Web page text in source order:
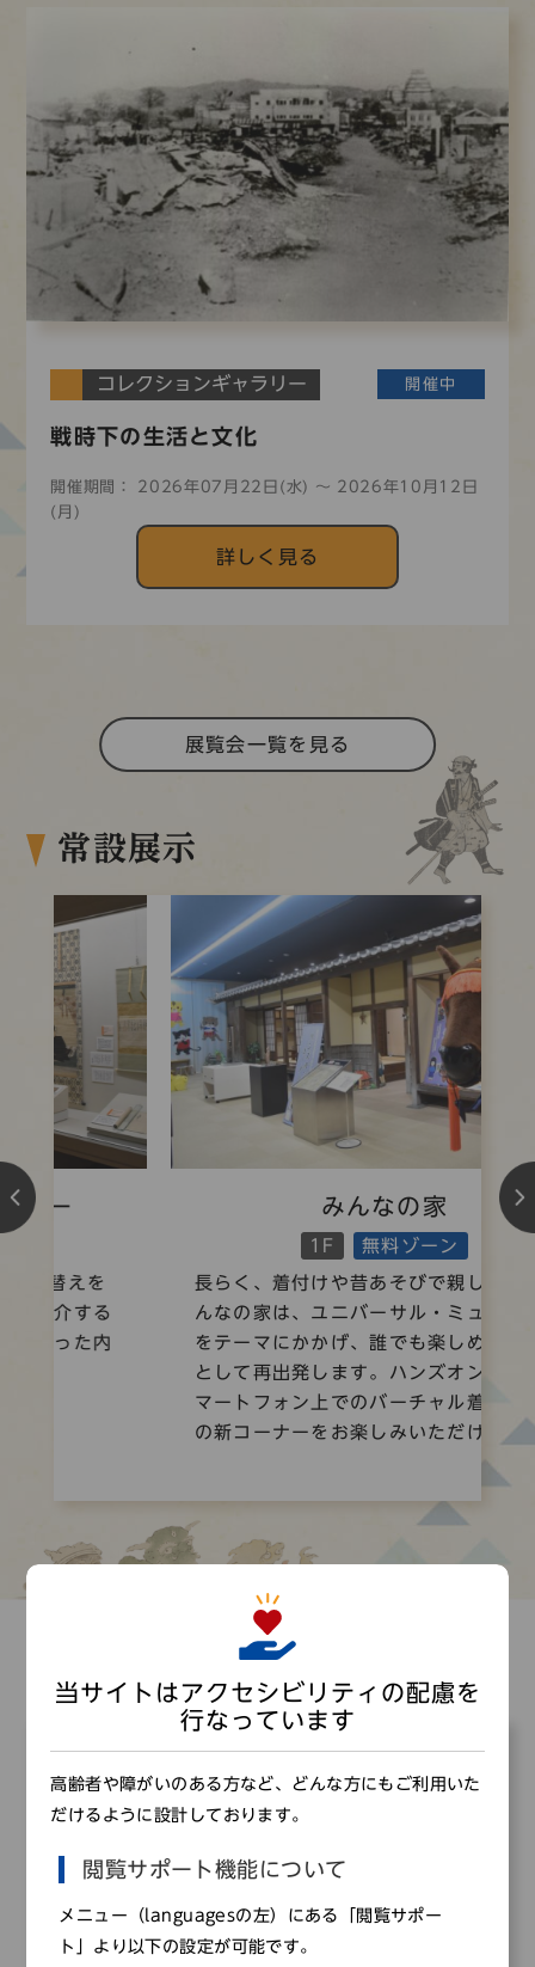
展覧会一覧を見る
コレクションギャラリー 開催中
戦時下の生活と文化
開催期間： 2026年07月22日(水) 〜 2026年10月12日
(月)
詳しく見る
常設展示
みんなの家
無料ゾーン
長らく、着付けや昔あそびで親しまれたみ
んなの家は、ユニバーサル・ミュージアム
をテーマにかかげ、誰でも楽しめる展示室
として再出発します。ハンズオン展示やス
マートフォン上でのバーチャル着付けなど
の新コーナーをお楽しみいただけます。
調べる 歴史をもっと深めよう！
当サイトはアクセシビリティの配慮を
行なっています
高齢者や障がいのある方など、どんな方にもご利用いた
だけるように設計しております。
閲覧サポート機能について
メニュー（languagesの左）にある「閲覧サポー
ト」より以下の設定が可能です。